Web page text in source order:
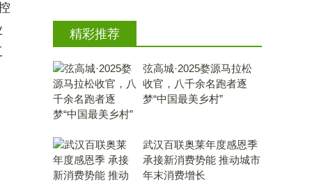
荣膺2025食品营养健康创新
力大奖
精彩推荐
弦高城·2025婺源马拉松
收官，八千余名跑者逐
梦“中国最美乡村”
武汉百联奥莱年度感恩季
承接新消费势能 推动城市
年末消费增长